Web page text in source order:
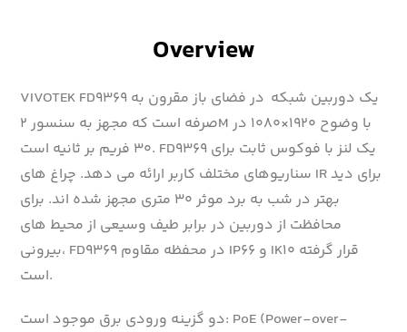
Overview
VIVOTEK FD9369 یک دوربین شبکه در فضای باز مقرون به
صرفه است که مجهز به سنسور ۲M با وضوح ۱۹۲۰×۱۰۸۰ در
۳۰ فریم بر ثانیه است. FD9369 یک لنز با فوکوس ثابت برای
سناریوهای مختلف کاربر ارائه می دهد. چراغ های IR برای دید
بهتر در شب به برد موثر ۳۰ متری مجهز شده اند. برای
محافظت از دوربین در برابر طیف وسیعی از محیط های
بیرونی، FD9369 در محفظه مقاوم IP66 و IK10 قرار گرفته
است.
دو گزینه ورودی برق موجود است: PoE (Power-over-